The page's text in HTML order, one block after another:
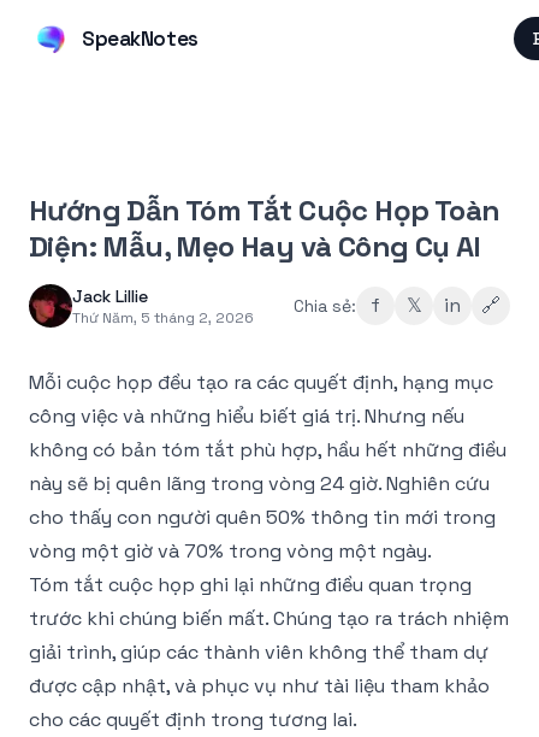
SpeakNotes
Hướng Dẫn Tóm Tắt Cuộc Họp Toàn
Diện: Mẫu, Mẹo Hay và Công Cụ AI
Jack Lillie
Thứ Năm, 5 tháng 2, 2026
Chia sẻ: f 𝕏 in 🔗
Mỗi cuộc họp đều tạo ra các quyết định, hạng mục
công việc và những hiểu biết giá trị. Nhưng nếu
không có bản tóm tắt phù hợp, hầu hết những điều
này sẽ bị quên lãng trong vòng 24 giờ. Nghiên cứu
cho thấy con người quên 50% thông tin mới trong
vòng một giờ và 70% trong vòng một ngày.
Tóm tắt cuộc họp ghi lại những điều quan trọng
trước khi chúng biến mất. Chúng tạo ra trách nhiệm
giải trình, giúp các thành viên không thể tham dự
được cập nhật, và phục vụ như tài liệu tham khảo
cho các quyết định trong tương lai.